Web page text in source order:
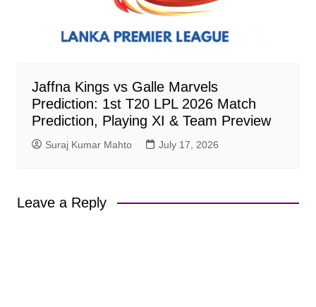
Jaffna Kings vs Galle Marvels
Prediction: 1st T20 LPL 2026 Match
Prediction, Playing XI & Team Preview
Suraj Kumar Mahto July 17, 2026
Leave a Reply